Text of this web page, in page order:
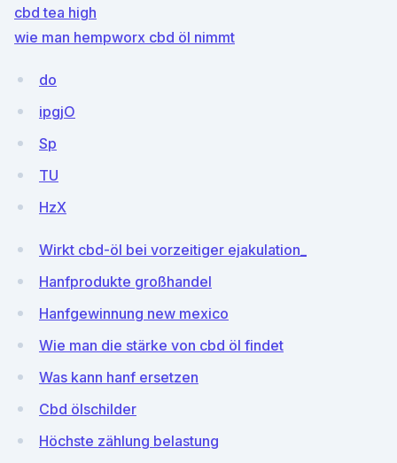
cbd tea high
wie man hempworx cbd öl nimmt
do
ipgjO
Sp
TU
HzX
Wirkt cbd-öl bei vorzeitiger ejakulation_
Hanfprodukte großhandel
Hanfgewinnung new mexico
Wie man die stärke von cbd öl findet
Was kann hanf ersetzen
Cbd ölschilder
Höchste zählung belastung